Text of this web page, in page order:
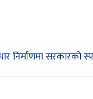
निर्माणमा सरकारको